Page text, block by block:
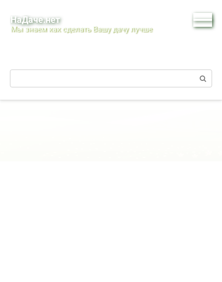
контенту
НаДаче.нет
Мы знаем как сделать Вашу дачу лучше